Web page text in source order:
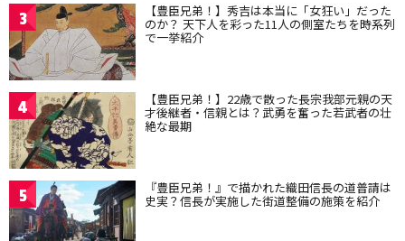
3 【豊臣兄弟！】秀吉は本当に「女狂い」だった
のか？ 天下人を彩った11人の側室たちを時系列
で一挙紹介
4 【豊臣兄弟！】22歳で散った長宗我部元親の天
才後継者・信親とは？武勇を奮った若武者の壮
絶な最期
5 『豊臣兄弟！』で描かれた織田信長の道普請は
史実？信長が実施した街道整備の施策を紹介